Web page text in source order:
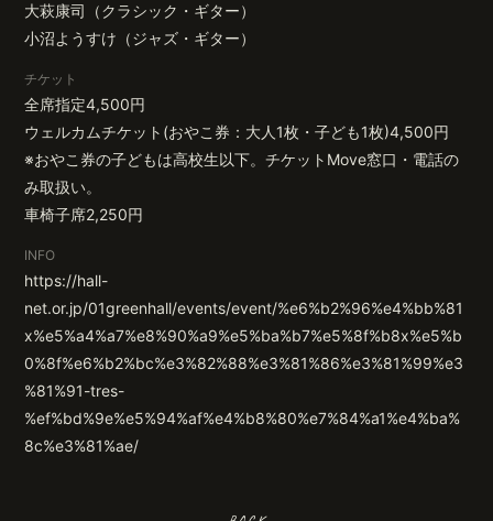
無料会員登録 ログイン
大萩康司（クラシック・ギター）
小沼ようすけ（ジャズ・ギター）
チケット
全席指定4,500円
ウェルカムチケット(おやこ券：大人1枚・子ども1枚)4,500円
※おやこ券の子どもは高校生以下。チケットMove窓口・電話の
み取扱い。
車椅子席2,250円
INFO
https://hall-
net.or.jp/01greenhall/events/event/%e6%b2%96%e4%bb%81
x%e5%a4%a7%e8%90%a9%e5%ba%b7%e5%8f%b8x%e5%b
0%8f%e6%b2%bc%e3%82%88%e3%81%86%e3%81%99%e3
%81%91-tres-
%ef%bd%9e%e5%94%af%e4%b8%80%e7%84%a1%e4%ba%
8c%e3%81%ae/